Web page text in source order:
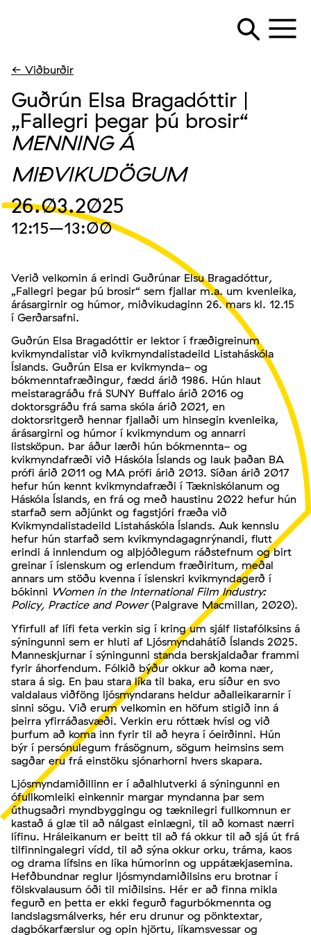
← Viðburðir
Guðrún Elsa Bragadóttir |
„Fallegri þegar þú brosir“
MENNING Á
MIÐVIKUDÖGUM
26.03.2025
12:15–13:00
Verið velkomin á erindi Guðrúnar Elsu Bragadóttur,
„Fallegri þegar þú brosir“ sem fjallar m.a. um kvenleika,
árásargirnir og húmor, miðvikudaginn 26. mars kl. 12.15
í Gerðarsafni.
Guðrún Elsa Bragadóttir er lektor í fræðigreinum
kvikmyndalistar við kvikmyndalistadeild Listaháskóla
Íslands. Guðrún Elsa er kvikmynda- og
bókmenntafræðingur, fædd árið 1986. Hún hlaut
meistaragráðu frá SUNY Buffalo árið 2016 og
doktorsgráðu frá sama skóla árið 2021, en
doktorsritgerð hennar fjallaði um hinsegin kvenleika,
árásargirni og húmor í kvikmyndum og annarri
listsköpun. Þar áður lærði hún bókmennta- og
kvikmyndafræði við Háskóla Íslands og lauk þaðan BA
prófi árið 2011 og MA prófi árið 2013. Síðan árið 2017
hefur hún kennt kvikmyndafræði í Tækniskólanum og
Háskóla Íslands, en frá og með haustinu 2022 hefur hún
starfað sem aðjúnkt og fagstjóri fræða við
Kvikmyndalistadeild Listaháskóla Íslands. Auk kennslu
hefur hún starfað sem kvikmyndagagnrýnandi, flutt
erindi á innlendum og alþjóðlegum ráðstefnum og birt
greinar í íslenskum og erlendum fræðiritum, meðal
annars um stöðu kvenna í íslenskri kvikmyndagerð í
bókinni Women in the International Film Industry:
Policy, Practice and Power(Palgrave Macmillan, 2020).
Yfirfull af lífi feta verkin sig í kring um sjálf listafólksins á
sýningunni sem er hluti af Ljósmyndahátíð Íslands 2025.
Manneskjurnar í sýningunni standa berskjaldaðar frammi
fyrir áhorfendum. Fólkið býður okkur að koma nær,
stara á sig. En þau stara líka til baka, eru síður en svo
valdalaus viðföng ljósmyndarans heldur aðalleikararnir í
sinni sögu. Við erum velkomin en höfum stigið inn á
þeirra yfirráðasvæði. Verkin eru róttæk hvísl og við
þurfum að koma inn fyrir til að heyra í óeirðinni. Hún
býr í persónulegum frásögnum, sögum heimsins sem
sagðar eru frá einstöku sjónarhorni hvers skapara.
Ljósmyndamiðillinn er í aðalhlutverki á sýningunni en
ófullkomleiki einkennir margar myndanna þar sem
úthugsaðri myndbyggingu og tæknilegri fullkomnun er
kastað á glæ til að nálgast einlægni, til að komast nærri
lífinu. Hráleikanum er beitt til að fá okkur til að sjá út frá
tilfinningalegri vídd, til að sýna okkur orku, tráma, kaos
og drama lífsins en líka húmorinn og uppátækjasemina.
Hefðbundnar reglur ljósmyndamiðilsins eru brotnar í
fölskvalausum óði til miðilsins. Hér er að finna mikla
fegurð en þetta er ekki fegurð fagurbókmennta og
landslagsmálverks, hér eru drunur og pönktextar,
dagbókarfærslur og opin hjörtu, líkamsvessar og